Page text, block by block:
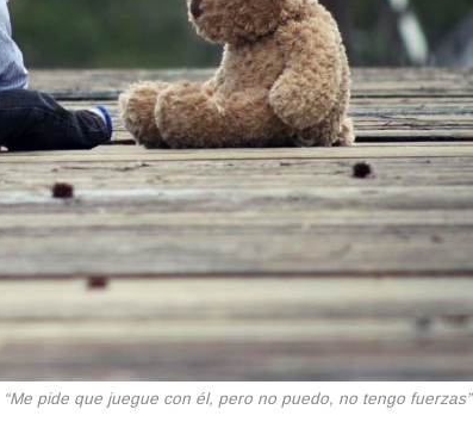
“Me pide que juegue con él, pero no puedo, no tengo fuerzas”